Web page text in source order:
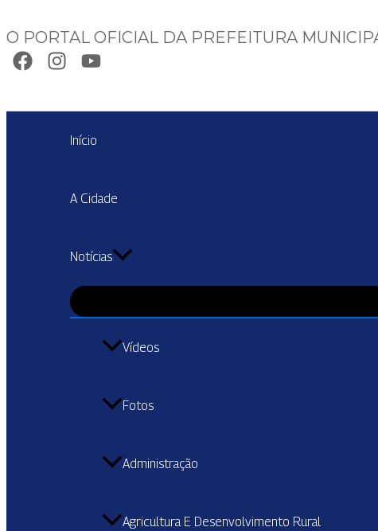
o
conteúdo
O PORTAL OFICIAL DA PREFEITURA
Início
A Cidade
Notícias
Vídeos
Fotos
Administração
Agricultura E Desenvolvimento Rural